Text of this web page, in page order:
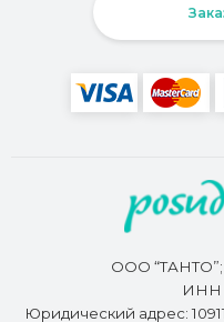
ООО “ТАНТО”;
ИНН
Юридический адрес: